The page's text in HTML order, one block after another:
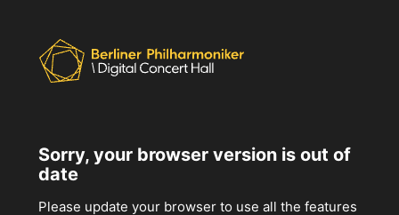
Sorry, your browser version is out of
date
Please update your browser to use all the features